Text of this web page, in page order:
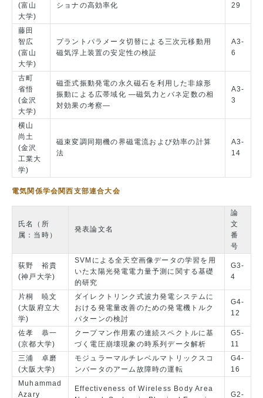
(富山
大学)
ショナの高効率化
29
藤田
智広
(富山
大学)
プラントパラメータ切替による三次元移動用
磁気浮上装置の安定性の検証
A3-
6
古町
省悟
(金沢
大学)
磁歪式振動発電の永久磁石を利用した非線形
振動による広帯域化 ―磁気力とバネ定数の相
対効果の考察―
A3-
3
横山
尚土
(金沢
工業大
学)
磁束変調同期機の界磁電流および効率の計算
法
A3-
14
電気関係学会関西支部連合大会
氏名（所
属：当時）
発表論文名
論
文
番
号
荻野 裕貴
(神戸大学)
SVMによる全天空画像データの学習を用
いた太陽光発電電力量予測に関する基礎
的研究
G3-
4
片桐 暁文
(大阪府立大
学)
ダイレクトリンク式波力発電システムに
おける発電量改善のための発電機トルク
パターンの検討
G4-
12
佐孝 恭一
(京都大学)
クープマン作用素の連続スペクトルに基
づく電圧崩壊現象の時系列データ解析
G5-
11
三浦 卓磨
(大阪大学)
モジュラーマルチレベルマトリックスコ
ンバータのアーム故障時の運転
G4-
16
Muhammad
Azary
Effectiveness of Wireless Body Area
G2-